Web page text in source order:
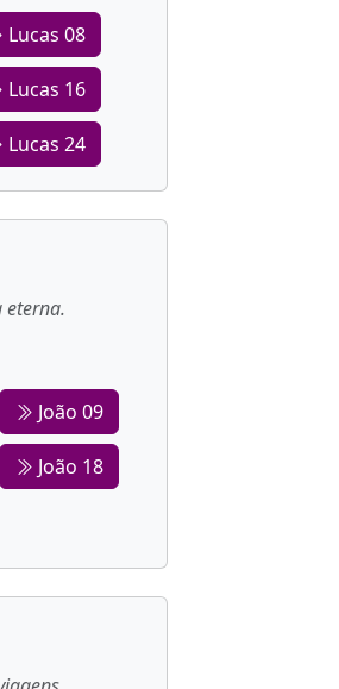
Lucas 08
Lucas 16
Lucas 24
eterna.
João 09
João 18